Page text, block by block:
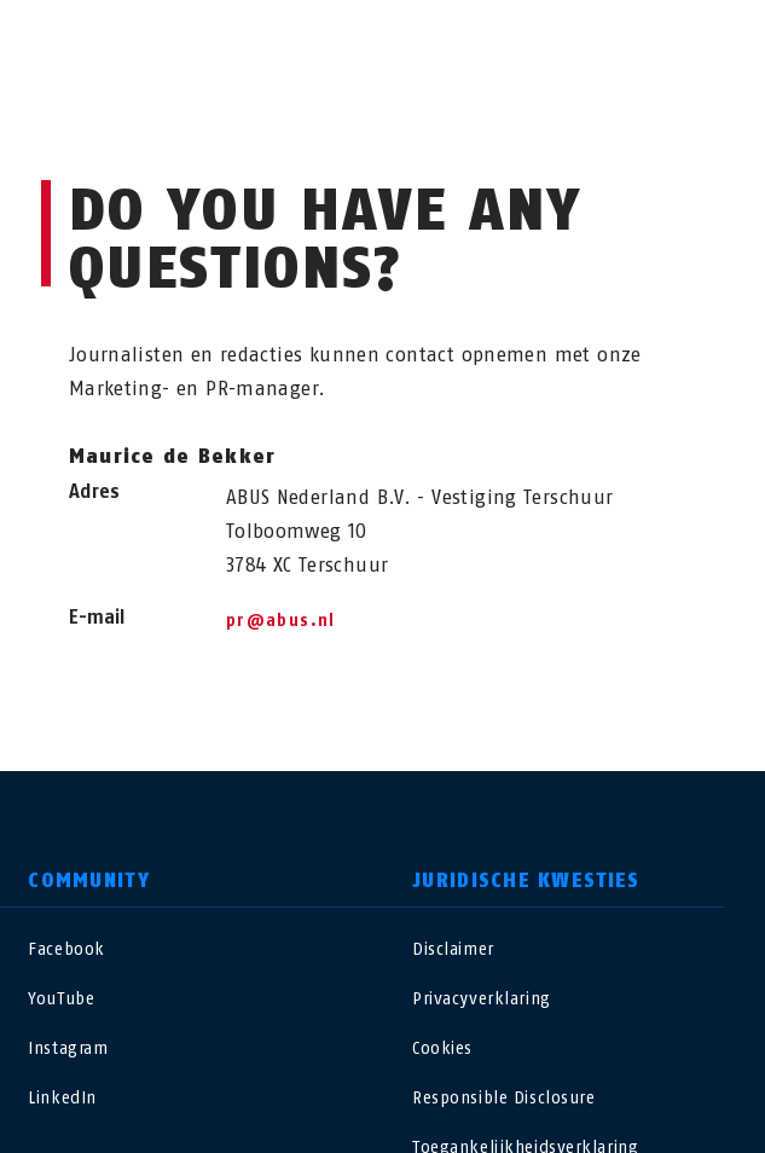
DO YOU HAVE ANY
QUESTIONS?
Journalisten en redacties kunnen contact opnemen met onze
Marketing- en PR-manager.
Maurice de Bekker
Adres
ABUS Nederland B.V. - Vestiging Terschuur
Tolboomweg 10
3784 XC Terschuur
E-mail pr@abus.nl
COMMUNITY
Facebook
YouTube
Instagram
LinkedIn
JURIDISCHE KWESTIES
Disclaimer
Privacyverklaring
Cookies
Responsible Disclosure
Toegankelijkheidsverklaring
Polska
Schweiz
España